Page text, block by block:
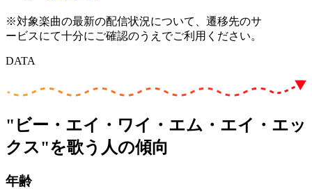
※対象楽曲の最新の配信状況について、遷移先のサ
ービスにて十分にご確認のうえでご利用ください。
DATA
"ビー・エイ・ワイ・エム・エイ・エッ
クス"を歌う人の傾向
年齢